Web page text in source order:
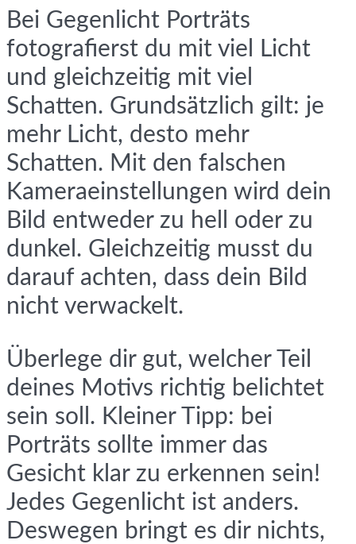
Bei Gegenlicht Porträts
fotografierst du mit viel Licht
und gleichzeitig mit viel
Schatten. Grundsätzlich gilt: je
mehr Licht, desto mehr
Schatten. Mit den falschen
Kameraeinstellungen wird dein
Bild entweder zu hell oder zu
dunkel. Gleichzeitig musst du
darauf achten, dass dein Bild
nicht verwackelt.
Überlege dir gut, welcher Teil
deines Motivs richtig belichtet
sein soll. Kleiner Tipp: bei
Porträts sollte immer das
Gesicht klar zu erkennen sein!
Jedes Gegenlicht ist anders.
Deswegen bringt es dir nichts,